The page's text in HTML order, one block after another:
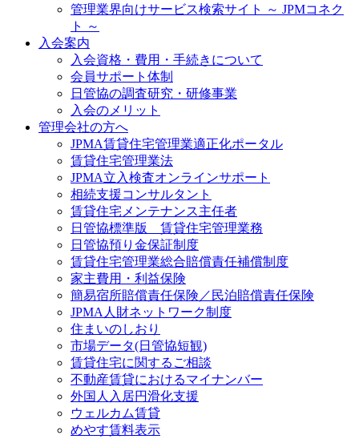
管理業界向けサービス検索サイト ～ JPMコネク
ト ～
入会案内
入会資格・費用・手続きについて
会員サポート体制
日管協の調査研究・研修事業
入会のメリット
管理会社の方へ
JPMA賃貸住宅管理業適正化ポータル
賃貸住宅管理業法
JPMA立入検査オンラインサポート
相続支援コンサルタント
賃貸住宅メンテナンス主任者
日管協標準版 賃貸住宅管理業務
日管協預り金保証制度
賃貸住宅管理業総合賠償責任補償制度
家主費用・利益保険
簡易宿所賠償責任保険／民泊賠償責任保険
JPMA人財ネットワーク制度
住まいのしおり
市場データ(日管協短観)
賃貸住宅に関するご相談
不動産賃貸におけるマイナンバー
外国人入居円滑化支援
ウェルカム賃貸
めやす賃料表示